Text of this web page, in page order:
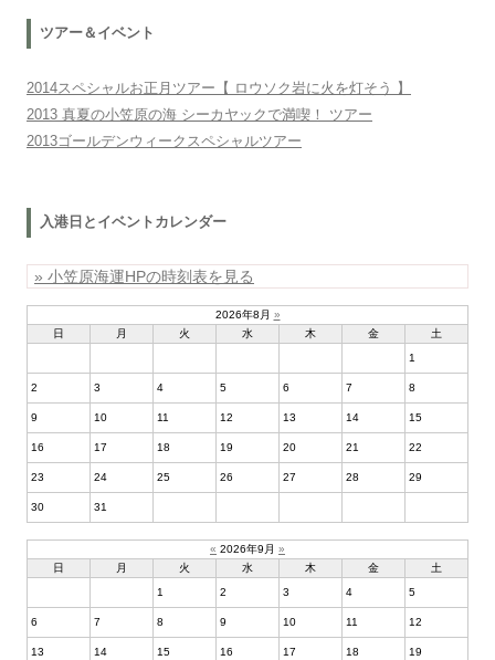
ツアー＆イベント
2014スペシャルお正月ツアー【 ロウソク岩に火を灯そう 】
2013 真夏の小笠原の海 シーカヤックで満喫！ ツアー
2013ゴールデンウィークスペシャルツアー
入港日とイベントカレンダー
» 小笠原海運HPの時刻表を見る
2026年8月 »
日
月 火 水 木 金
土
1
2 3 4 5 6 7 8
9 10 11 12 13 14 15
16 17 18 19 20 21 22
23 24 25 26 27 28 29
30 31
« 2026年9月 »
日
月 火 水 木 金
土
1
2 3 4 5
6 7 8 9 10 11 12
13 14 15 16 17 18 19